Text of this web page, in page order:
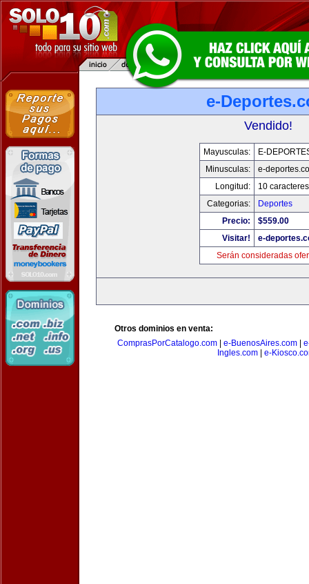
e-
Vendido!
Mayusculas:
E-
Minusculas:
e-
Longitud:
10 caracteres
Categorias:
Deportes
Precio:
$559.00
Visitar!
e-
Serán consideradas
Otros dominios en venta:
ComprasPorCatalogo.com| e-BuenosAires.com|
Ingles.com
e-